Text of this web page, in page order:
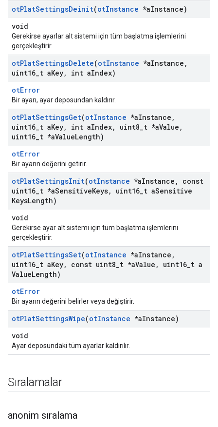
otPlatSettingsDeinit(otInstance *aInstance)
void
Gerekirse ayarlar alt sistemi için tüm başlatma işlemlerini
gerçekleştirir.
otPlatSettingsDelete(otInstance *aInstance ,
uint16 t aKey, int aIndex)
otError
Bir ayarı, ayar deposundan kaldırır.
otPlatSettingsGet(otInstance *aInstance ,
uint16 t aKey, int aIndex, uint8 t *aValue ,
uint16 t *aValueLength)
otError
Bir ayarın değerini getirir.
otPlatSettingsInit(otInstance *aInstance ,
const
uint16 t *aSensitiveKeys, uint16 t aSensitive
KeysLength)
void
Gerekirse ayar alt sistemi için tüm başlatma işlemlerini
gerçekleştirir.
otPlatSettingsSet(otInstance *aInstance ,
uint16 t aKey, const uint8 t *aValue , uint16 t a
ValueLength)
otError
Bir ayarın değerini belirler veya değiştirir.
otPlatSettingsWipe(otInstance *aInstance)
void
Ayar deposundaki tüm ayarlar kaldırılır.
Sıralamalar
anonim sıralama